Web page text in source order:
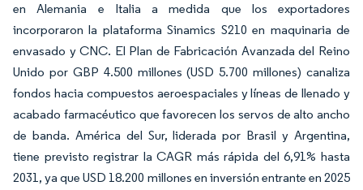
en Alemania e Italia a medida que los exportadores
incorporaron la plataforma Sinamics S210 en maquinaria de
envasado y CNC. El Plan de Fabricación Avanzada del Reino
Unido por GBP 4.500 millones (USD 5.700 millones) canaliza
fondos hacia compuestos aeroespaciales y líneas de llenado y
acabado farmacéutico que favorecen los servos de alto ancho
de banda. América del Sur, liderada por Brasil y Argentina,
tiene previsto registrar la CAGR más rápida del 6,91% hasta
2031, ya que USD 18.200 millones en inversión entrante en 2025